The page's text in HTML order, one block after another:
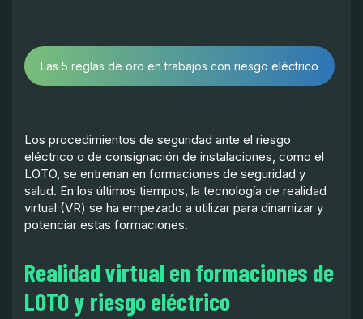
Las 5 reglas de oro en trabajos con riesgo eléctrico
Los procedimientos de seguridad ante el riesgo
eléctrico o de consignación de instalaciones, como el
LOTO, se entrenan en formaciones de seguridad y
salud. En los últimos tiempos, la tecnología de realidad
virtual (VR) se ha empezado a utilizar para dinamizar y
potenciar estas formaciones.
Realidad virtual en formaciones de
LOTO y riesgo eléctrico